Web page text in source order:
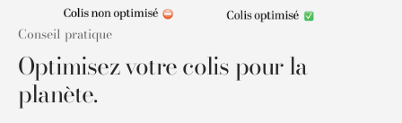
Conseil pratique
Optimisez votre colis pour la
planète.